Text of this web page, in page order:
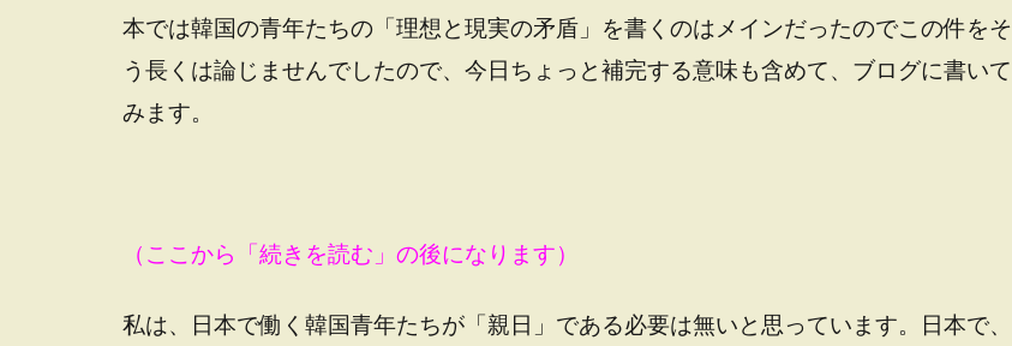
本では韓国の青年たちの「理想と現実の矛盾」を書くのはメインだったのでこの件をそ
う長くは論じませんでしたので、今日ちょっと補完する意味も含めて、ブログに書いて
みます。
（ここから「続きを読む」の後になります）
私は、日本で働く韓国青年たちが「親日」である必要は無いと思っています。日本で、